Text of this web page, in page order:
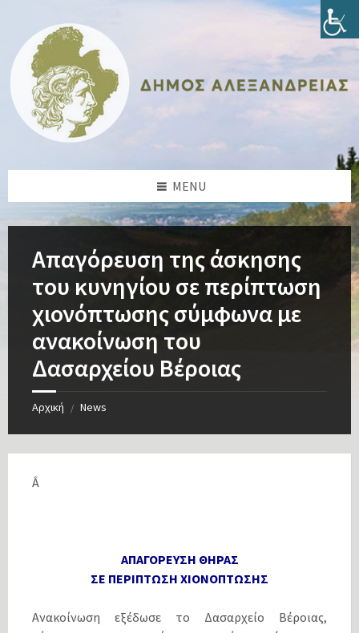
content
sidebar
sidebar
footer
MENU
Απαγόρευση της άσκησης
του κυνηγίου σε περίπτωση
χιονόπτωσης σύμφωνα με
ανακοίνωση του
Δασαρχείου Βέροιας
Αρχική / News
Â
ΑΠΑΓΟΡΕΥΣΗ ΘΗΡΑΣ
ΣΕ ΠΕΡΙΠΤΩΣΗ ΧΙΟΝΟΠΤΩΣΗΣ
Ανακοίνωση εξέδωσε το Δασαρχείο Βέροιας,